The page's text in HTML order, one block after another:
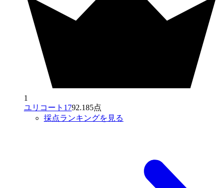
1
ユリコート1792.185点
採点ランキングを見る